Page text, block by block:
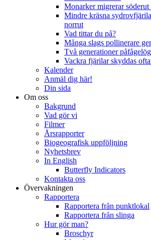
Monarker migrerar söderut
Mindre kräsna
norrut
Vad tittar du på?
Många slags pollinerare
Två generationer
Vackra fjärilar skyddas
Kalender
Anmäl dig här!
Din sida
Om oss
Bakgrund
Vad gör vi
Filmer
Årsrapporter
Biogeografisk uppföljning
Nyhetsbrev
In English
Butterfly Indicators
Kontakta oss
Övervakningen
Rapportera
Rapportera från punktlokal
Rapportera från slinga
Hur gör man?
Broschyr